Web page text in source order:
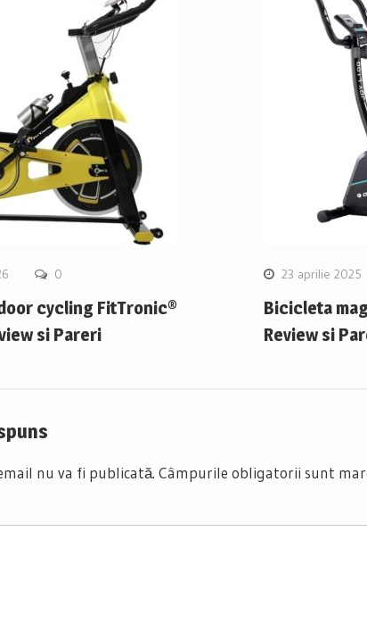
0
cycling FitTronic®
si Pareri
23 aprilie 2025
Bicicleta
Review si
nu va fi publicată. Câmpurile obligatorii sunt